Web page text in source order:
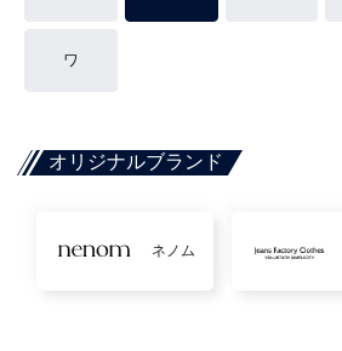
ワ
オリジナルブランド
ネノム